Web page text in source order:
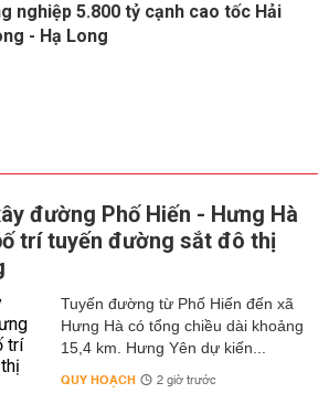
nghiệp 5.800 tỷ cạnh cao tốc Hải
- Hạ Long
đường Phố Hiến - Hưng Hà
trí tuyến đường sắt đô thị
Tuyến đường từ Phố Hiến đến xã
Hưng Hà có tổng chiều dài khoảng
15,4 km. Hưng Yên dự kiến...
QUY HOẠCH 2 giờ trước